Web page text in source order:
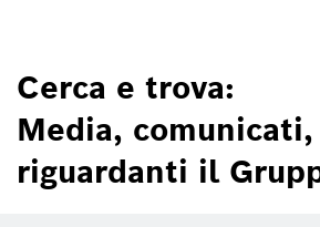
Cerca e trova:
Media,
riguardanti il